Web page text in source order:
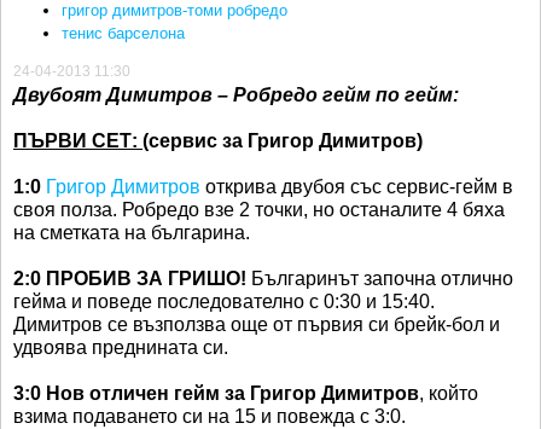
григор димитров-томи робредо
тенис барселона
24-04-2013 11:30
Двубоят Димитров – Робредо гейм по гейм:
ПЪРВИ СЕТ: (сервис за Григор Димитров)
1:0 Григор Димитров открива двубоя със сервис-гейм в
своя полза. Робредо взе 2 точки, но останалите 4 бяха
на сметката на българина.
2:0 ПРОБИВ ЗА ГРИШО! Българинът започна отлично
гейма и поведе последователно с 0:30 и 15:40.
Димитров се възползва още от първия си брейк-бол и
удвоява преднината си.
3:0 Нов отличен гейм за Григор Димитров, който
взима подаването си на 15 и повежда с 3:0.